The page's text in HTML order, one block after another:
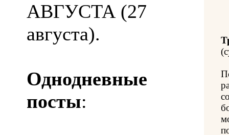
АВГУСТА (27
августа).
Однодневные
посты: